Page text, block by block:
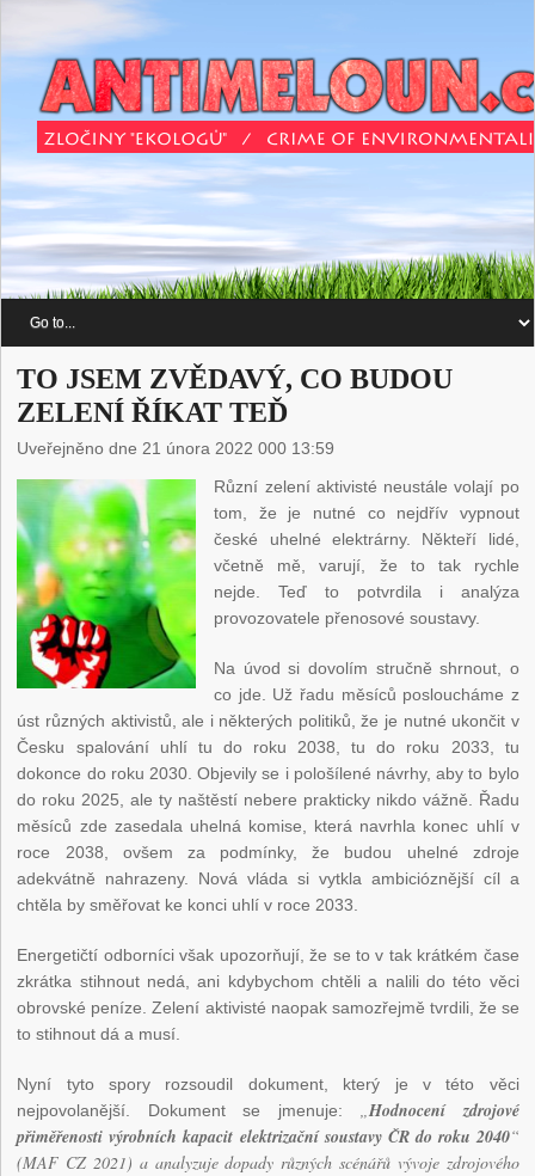
TO JSEM ZVĚDAVÝ, CO BUDOU
ZELENÍ ŘÍKAT TEĎ
Uveřejněno dne 21 února 2022 000 13:59
Různí zelení aktivisté neustále volají po
tom, že je nutné co nejdřív vypnout
české uhelné elektrárny. Někteří lidé,
včetně mě, varují, že to tak rychle
nejde. Teď to potvrdila i analýza
provozovatele přenosové soustavy.
Na úvod si dovolím stručně shrnout, o
co jde. Už řadu měsíců posloucháme z
úst různých aktivistů, ale i některých politiků, že je nutné ukončit v
Česku spalování uhlí tu do roku 2038, tu do roku 2033, tu
dokonce do roku 2030. Objevily se i pološílené návrhy, aby to bylo
do roku 2025, ale ty naštěstí nebere prakticky nikdo vážně. Řadu
měsíců zde zasedala uhelná komise, která navrhla konec uhlí v
roce 2038, ovšem za podmínky, že budou uhelné zdroje
adekvátně nahrazeny. Nová vláda si vytkla ambicióznější cíl a
chtěla by směřovat ke konci uhlí v roce 2033.
Energetičtí odborníci však upozorňují, že se to v tak krátkém čase
zkrátka stihnout nedá, ani kdybychom chtěli a nalili do této věci
obrovské peníze. Zelení aktivisté naopak samozřejmě tvrdili, že se
to stihnout dá a musí.
Nyní tyto spory rozsoudil dokument, který je v této věci
nejpovolanější. Dokument se jmenuje: „Hodnocení zdrojové
přiměřenosti výrobních kapacit elektrizační soustavy ČR do roku 2040“
(MAF CZ 2021) a analyzuje dopady různých scénářů vývoje zdrojového